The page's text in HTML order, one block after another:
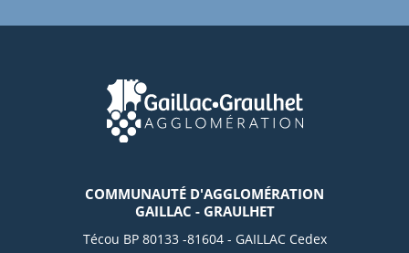
COMMUNAUTÉ D'AGGLOMÉRATION
GAILLAC - GRAULHET
Técou BP 80133 -81604 - GAILLAC Cedex